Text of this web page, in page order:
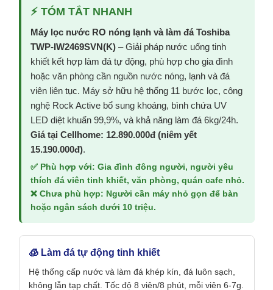
⚡ TÓM TẮT NHANH
Máy lọc nước RO nóng lạnh và làm đá Toshiba
TWP-IW2469SVN(K)– Giải pháp nước uống tinh
khiết kết hợp làm đá tự động, phù hợp cho gia đình
hoặc văn phòng cần nguồn nước nóng, lạnh và đá
viên liên tục. Máy sở hữu hệ thống 11 bước lọc, công
nghệ Rock Active bổ sung khoáng, bình chứa UV
LED diệt khuẩn 99,9%, và khả năng làm đá 6kg/24h.
Giá tại Cellhome: 12.890.000đ (niêm yết
15.190.000đ).
✅ Phù hợp với: Gia đình đông người, người yêu
thích đá viên tinh khiết, văn phòng, quán cafe nhỏ.
❌ Chưa phù hợp: Người cần máy nhỏ gọn để bàn
hoặc ngân sách dưới 10 triệu.
🧊 Làm đá tự động tinh khiết
Hệ thống cấp nước và làm đá khép kín, đá luôn sạch,
không lẫn tạp chất. Tốc độ 8 viên/8 phút, mỗi viên 6-7g.